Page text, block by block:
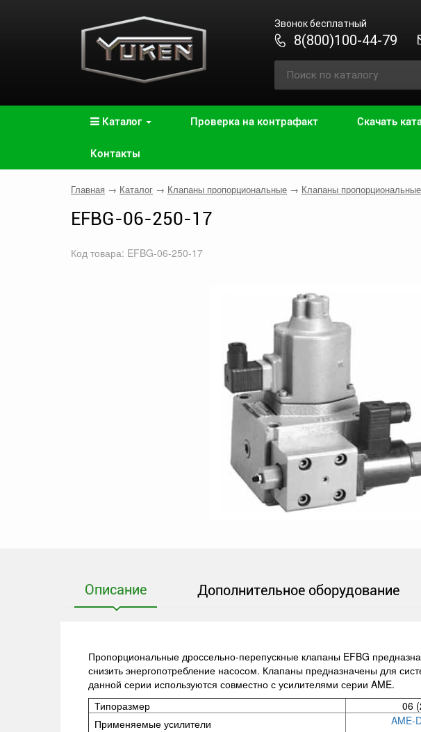
Звонок бесплатный
8(800)100-44-79
Каталог Проверка на контрафакт Скачать
Контакты
Главная → Каталог → Клапаны пропорциональные → Клапаны
EFBG-06-250-17
Код товара: EFBG-06-250-17
Описание Дополнительное оборудование
Пропорциональные дроссельно-перепускные клапаны EFBG
снизить энергопотребление насосом. Клапаны предназначены для
данной серии используются совместно с усилителями серии AME.
Типоразмер
06
Применяемые усилители
AME-